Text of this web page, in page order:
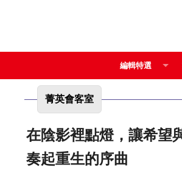
編輯特選
菁英會客室
在陰影裡點燈，讓希望與美感一起閃耀 康見 涂瑛真
奏起重生的序曲